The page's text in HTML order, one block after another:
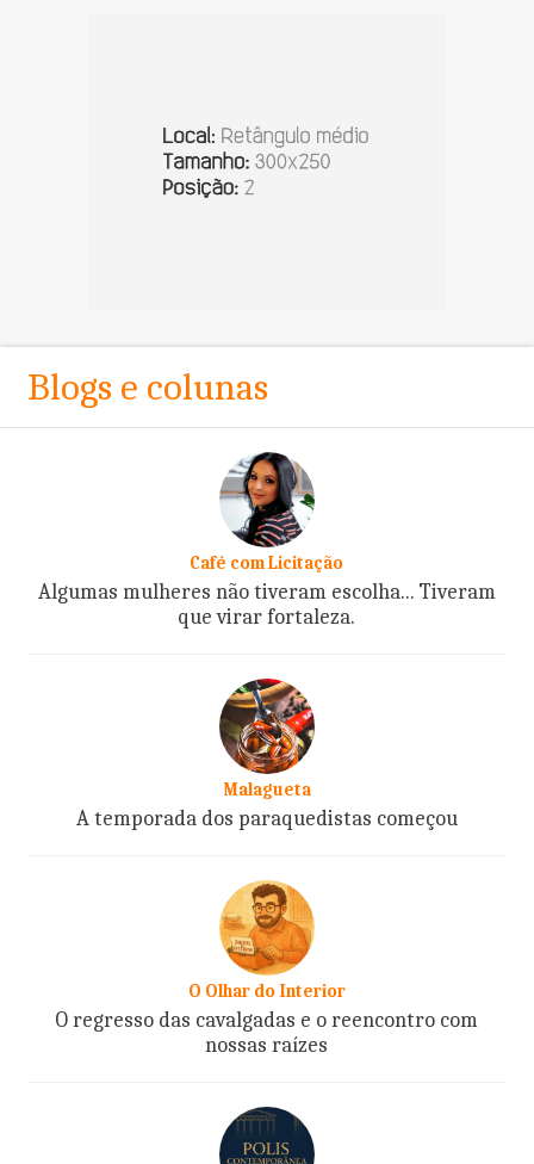
Blogs e colunas
Café com Licitação
Algumas mulheres não tiveram escolha... Tiveram
que virar fortaleza.
Malagueta
A temporada dos paraquedistas começou
O Olhar do Interior
O regresso das cavalgadas e o reencontro com
nossas raízes